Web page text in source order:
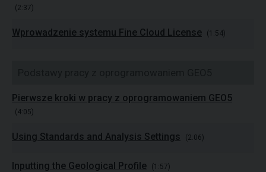
(2:37)
Wprowadzenie systemu Fine Cloud License (1:54)
Pierwsze kroki w pracy z oprogramowaniem GEO5
(4:05)
Using Standards and Analysis Settings (2:06)
Inputting the Geological Profile (1:57)